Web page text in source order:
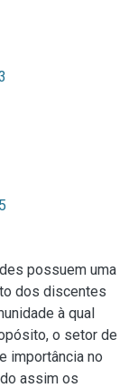
possuem uma
dos discentes
à qual
o setor de
importância no
assim os